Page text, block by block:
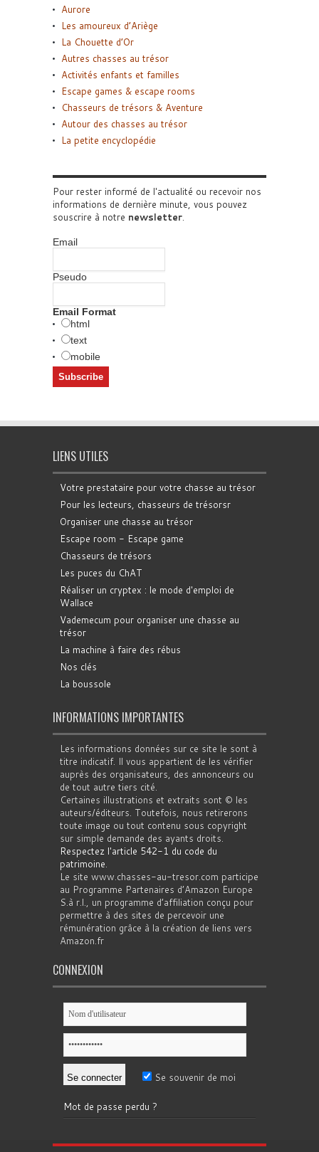
Aurore
Les amoureux d’Ariège
La Chouette d’Or
Autres chasses au trésor
Activités enfants et familles
Escape games & escape rooms
Chasseurs de trésors & Aventure
Autour des chasses au trésor
La petite encyclopédie
Pour rester informé de l'actualité ou recevoir nos
informations de dernière minute, vous pouvez
souscrire à notre newsletter.
Email
Pseudo
Email Format
html
text
mobile
LIENS UTILES
Votre prestataire pour votre chasse au trésor
Pour les lecteurs, chasseurs de trésorsr
Organiser une chasse au trésor
Escape room - Escape game
Chasseurs de trésors
Les puces du ChAT
Réaliser un cryptex : le mode d'emploi de
Wallace
Vademecum pour organiser une chasse au
trésor
La machine à faire des rébus
Nos clés
La boussole
INFORMATIONS IMPORTANTES
Les informations données sur ce site le sont à
titre indicatif. Il vous appartient de les vérifier
auprès des organisateurs, des annonceurs ou
de tout autre tiers cité.
Certaines illustrations et extraits sont © les
auteurs/éditeurs. Toutefois, nous retirerons
toute image ou tout contenu sous copyright
sur simple demande des ayants droits.
Respectez l'article 542-1 du code du
patrimoine.
Le site www.chasses-au-tresor.com participe
au Programme Partenaires d’Amazon Europe
S.à r.l., un programme d’affiliation conçu pour
permettre à des sites de percevoir une
rémunération grâce à la création de liens vers
Amazon.fr
CONNEXION
Se souvenir de moi
Mot de passe perdu ?